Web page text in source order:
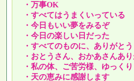
・万事OK
・すべてはうまくいっている
・今日もいい夢をみるぞ
・今日の楽しい日だった
・すべてのものに、ありがとう
・おとうさん、おかあさんあ
・私の体、ご苦労様、ゆっく
・天の恵みに感謝します